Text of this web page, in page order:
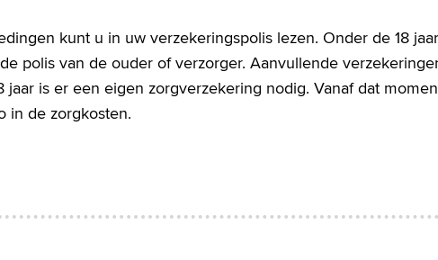
kunt u in uw verzekeringspolis lezen. Onder de 18
polis van de ouder of verzorger. Aanvullende
jaar is er een eigen zorgverzekering nodig. Vanaf dat
in de zorgkosten.